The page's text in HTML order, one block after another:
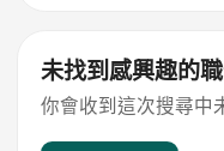
未找到感興趣的
你會收到這次搜尋中